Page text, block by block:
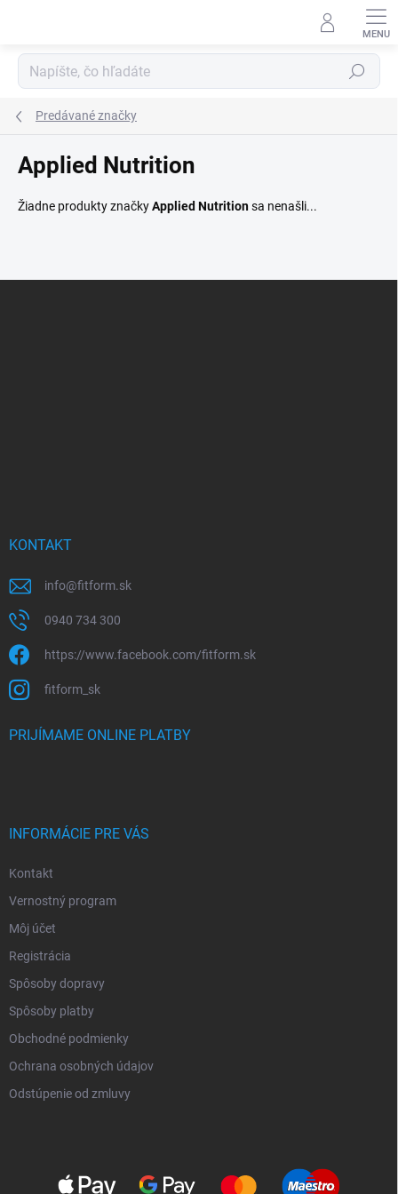
Hľadať
Predávané značky
Applied Nutrition
Žiadne produkty značkyApplied Nutritionsa nenašli...
KONTAKT
info@fitform.sk
0940 734 300
https://www.facebook.com/fitform.sk
fitform_sk
PRIJÍMAME ONLINE PLATBY
INFORMÁCIE PRE VÁS
Kontakt
Vernostný program
Môj účet
Registrácia
Spôsoby dopravy
Spôsoby platby
Obchodné podmienky
Ochrana osobných údajov
Odstúpenie od zmluvy